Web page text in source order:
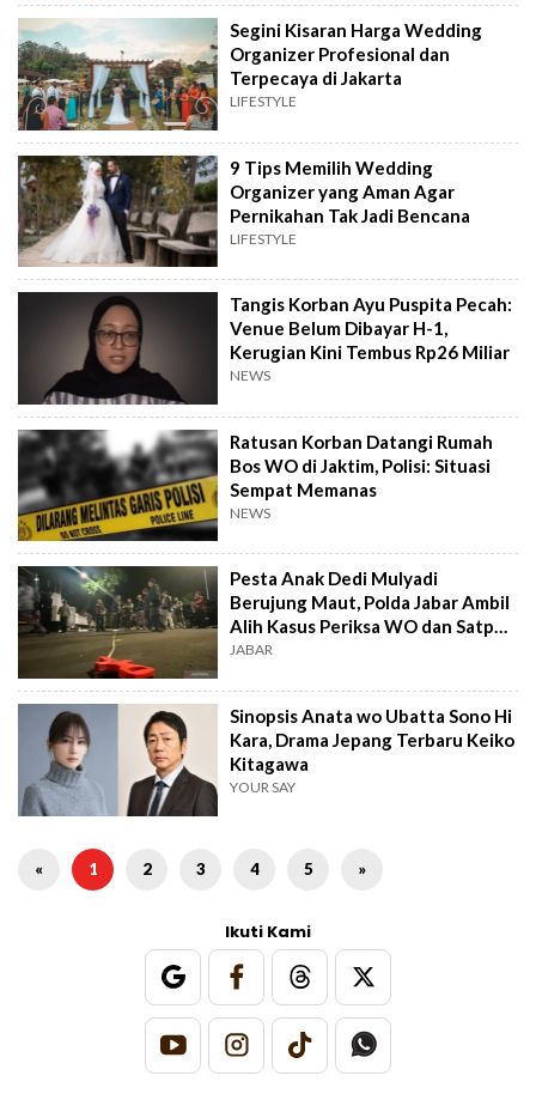
Segini Kisaran Harga Wedding
Organizer Profesional dan
Terpecaya di Jakarta
LIFESTYLE
9 Tips Memilih Wedding
Organizer yang Aman Agar
Pernikahan Tak Jadi Bencana
LIFESTYLE
Tangis Korban Ayu Puspita Pecah:
Venue Belum Dibayar H-1,
Kerugian Kini Tembus Rp26 Miliar
NEWS
Ratusan Korban Datangi Rumah
Bos WO di Jaktim, Polisi: Situasi
Sempat Memanas
NEWS
Pesta Anak Dedi Mulyadi
Berujung Maut, Polda Jabar Ambil
Alih Kasus Periksa WO dan Satpol
PP
JABAR
Sinopsis Anata wo Ubatta Sono Hi
Kara, Drama Jepang Terbaru Keiko
Kitagawa
YOUR SAY
« 1 2 3 4 5 »
Ikuti Kami